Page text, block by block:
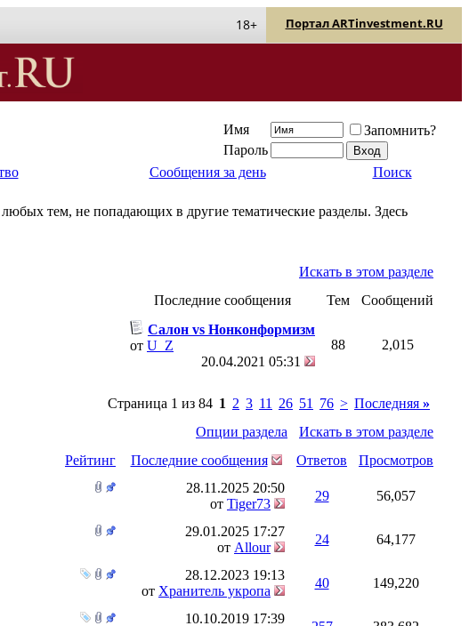
Портал ARTinvestment.RU
18+
Имя
Запомнить?
Пароль
Сообщения за день Поиск
тем, не попадающих в другие тематические разделы. Здесь
Искать в этом разделе
Последние сообщения Тем Сообщений
Салон vs Нонконформизм
от U_Z
20.04.2021 05:31
88 2,015
Страница 1 из 84 1 2 3 11 26 51 76 > Последняя »
Опции раздела
Искать в этом разделе
Рейтинг
Последние сообщения Ответов
Просмотров
28.11.2025 20:50
от Tiger73
29 56,057
29.01.2025 17:27
от Allour
24 64,177
28.12.2023 19:13
от Хранитель укропа
40 149,220
10.10.2019 17:39